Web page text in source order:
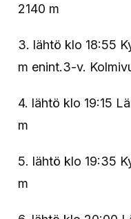
2140 m
3. lähtö klo 18:55
m enint.3-v.
4. lähtö klo 19:15
m
5. lähtö klo 19:35
m